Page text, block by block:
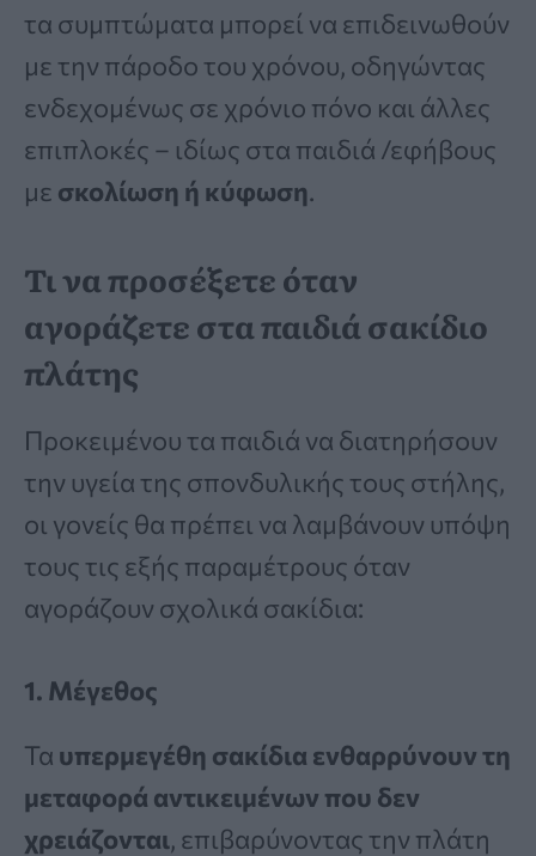
τα συμπτώματα μπορεί να επιδεινωθούν
με την πάροδο του χρόνου, οδηγώντας
ενδεχομένως σε χρόνιο πόνο και άλλες
επιπλοκές – ιδίως στα παιδιά /εφήβους
με σκολίωση ή κύφωση.
Τι να προσέξετε όταν
αγοράζετε στα παιδιά σακίδιο
πλάτης
Προκειμένου τα παιδιά να διατηρήσουν
την υγεία της σπονδυλικής τους στήλης,
οι γονείς θα πρέπει να λαμβάνουν υπόψη
τους τις εξής παραμέτρους όταν
αγοράζουν σχολικά σακίδια:
1. Μέγεθος
Τα υπερμεγέθη σακίδια ενθαρρύνουν τη
μεταφορά αντικειμένων που δεν
χρειάζονται, επιβαρύνοντας την πλάτη